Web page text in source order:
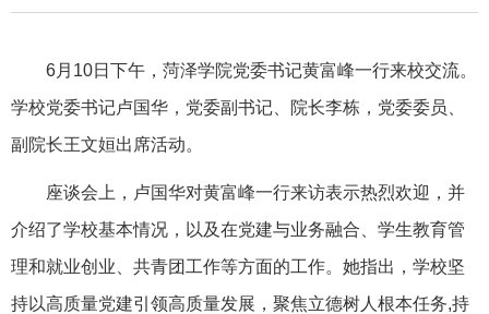
6月10日下午，菏泽学院党委书记黄富峰一行来校交流。
学校党委书记卢国华，党委副书记、院长李栋，党委委员、
副院长王文姮出席活动。
座谈会上，卢国华对黄富峰一行来访表示热烈欢迎，并
介绍了学校基本情况，以及在党建与业务融合、学生教育管
理和就业创业、共青团工作等方面的工作。她指出，学校坚
持以高质量党建引领高质量发展，聚焦立德树人根本任务,持